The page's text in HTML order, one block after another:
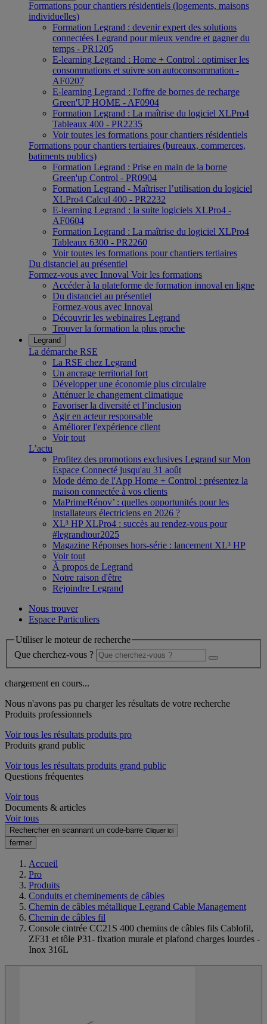
Formations pour chantiers résidentiels (logements, maisons
individuelles)
Formation Legrand : devenir expert des solutions
connectées Legrand pour mieux vendre et gagner du
temps - PR1205
E-learning Legrand : Home + Control : optimiser les
consommations et suivre son autoconsommation -
AF0207
E-learning Legrand : l'offre de bornes de recharge
Green'UP HOME - AF0904
Formation Legrand : La maîtrise du logiciel XLPro4
Tableaux 400 - PR2235
Voir toutes les formations pour chantiers résidentiels
Formations pour chantiers tertiaires (bureaux, commerces,
batiments publics)
Formation Legrand : Prise en main de la borne
Green'up Control - PR0904
Formation Legrand - Maîtriser l’utilisation du logiciel
XLPro4 Calcul 400 - PR2232
E-learning Legrand : la suite logiciels XLPro4 -
AF0604
Formation Legrand : La maîtrise du logiciel XLPro4
Tableaux 6300 - PR2260
Voir toutes les formations pour chantiers tertiaires
Du distanciel au présentiel
Formez-vous avec Innoval Voir les formations
Accéder à la plateforme de formation innoval en ligne
Du distanciel au présentiel
Formez-vous avec Innoval
Découvrir les webinaires Legrand
Trouver la formation la plus proche
Legrand
La démarche RSE
La RSE chez Legrand
Un ancrage territorial fort
Développer une économie plus circulaire
Atténuer le changement climatique
Favoriser la diversité et l’inclusion
Agir en acteur responsable
Améliorer l'expérience client
Voir tout
L’actu
Profitez des promotions exclusives Legrand sur Mon
Espace Connecté jusqu'au 31 août
Mode démo de l'App Home + Control : présentez la
maison connectée à vos clients
MaPrimeRénov’ : quelles opportunités pour les
installateurs électriciens en 2026 ?
XL³ HP XLPro4 : succès au rendez-vous pour
#legrandtour2025
Magazine Réponses hors-série : lancement XL³ HP
Voir tout
À propos de Legrand
Notre raison d'être
Rejoindre Legrand
Nous trouver
Espace Particuliers
Utiliser le moteur de recherche
Que cherchez-vous ?
chargement en cours...
Nous n'avons pas pu charger les résultats de votre recherche
Produits professionnels
Voir tous les résultats produits pro
Produits grand public
Voir tous les résultats produits grand public
Questions fréquentes
Voir tous
Documents & articles
Voir tous
Rechercher en scannant un code-barre Cliquer ici
fermer
Accueil
Pro
Produits
Conduits et cheminements de câbles
Chemin de câbles métallique Legrand Cable Management
Chemin de câbles fil
Console cintrée CC21S 400 chemins de câbles fils Cablofil,
ZF31 et tôle P31- fixation murale et plafond charges lourdes -
Inox 316L